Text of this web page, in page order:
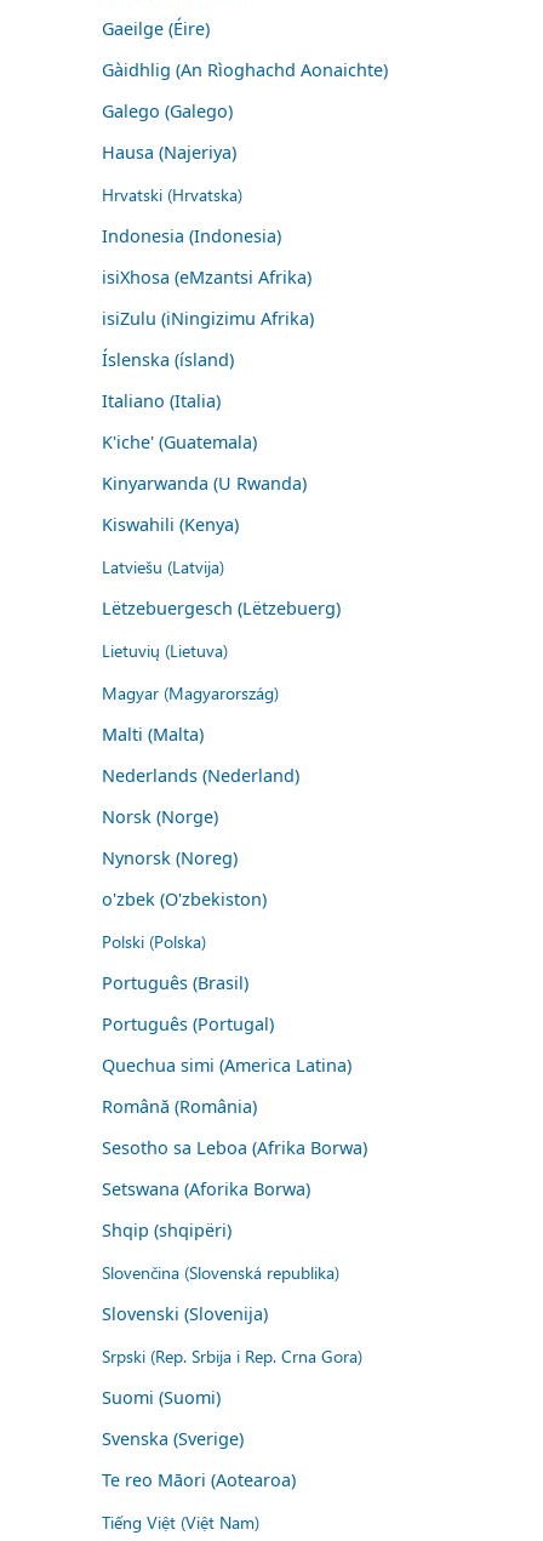
Gaeilge (Éire)
Gàidhlig (An Rìoghachd Aonaichte)
Galego (Galego)
Hausa (Najeriya)
Hrvatski (Hrvatska)
Indonesia (Indonesia)
isiXhosa (eMzantsi Afrika)
isiZulu (iNingizimu Afrika)
Íslenska (ísland)
Italiano (Italia)
K'iche' (Guatemala)
Kinyarwanda (U Rwanda)
Kiswahili (Kenya)
Latviešu (Latvija)
Lëtzebuergesch (Lëtzebuerg)
Lietuvių (Lietuva)
Magyar (Magyarország)
Malti (Malta)
Nederlands (Nederland)
Norsk (Norge)
Nynorsk (Noreg)
o'zbek (O'zbekiston)
Polski (Polska)
Português (Brasil)
Português (Portugal)
Quechua simi (America Latina)
Română (România)
Sesotho sa Leboa (Afrika Borwa)
Setswana (Aforika Borwa)
Shqip (shqipëri)
Slovenčina (Slovenská republika)
Slovenski (Slovenija)
Srpski (Rep. Srbija i Rep. Crna Gora)
Suomi (Suomi)
Svenska (Sverige)
Te reo Māori (Aotearoa)
Tiếng Việt (Việt Nam)